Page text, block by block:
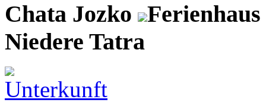
Chata Jozko
Niedere Tatra